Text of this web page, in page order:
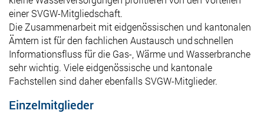
einer SVGW-Mitgliedschaft.
Die Zusammenarbeit mit eidgenössischen und kantonalen
Ämtern ist für den fachlichen Austausch und schnellen
Informationsfluss für die Gas- , Wärme und Wasserbranche
sehr wichtig. Vieleeidgenössische und kantonale
Fachstellen sind daherebenfallsSVGW-Mitglieder.
Einzelmitglieder